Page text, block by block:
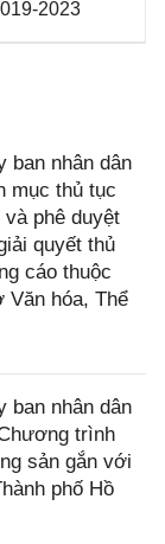
2023
ban nhân dân
mục thủ tục
phê duyệt
quyết thủ
cáo thuộc
Văn hóa, Thể
ban nhân dân
trình
sản gắn với
phố Hồ